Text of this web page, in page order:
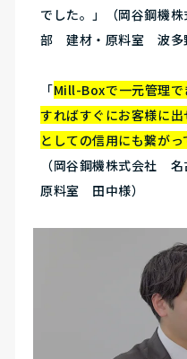
でした。」（岡谷鋼機
部 建材・原料室 波多
「Mill-Boxで一元管理で
すればすぐにお客様に
としての信用にも繋がっ
（岡谷鋼機株式会社
原料室 田中様）